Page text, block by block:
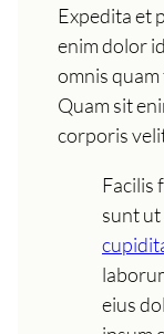
Expedita et
enim dolor
omnis
Quam sit
corporis
Facilis
sunt ut
eius